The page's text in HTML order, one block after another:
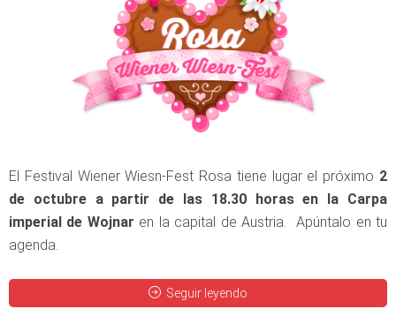
El Festival Wiener Wiesn-Fest Rosa tiene lugar el próximo 2
de octubre a partir de las 18.30 horas en la Carpa
imperial de Wojnar en la capital de Austria. Apúntalo en tu
agenda.
Seguir leyendo